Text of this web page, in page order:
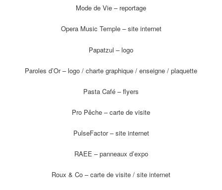
Mode de Vie – reportage
Opera Music Temple – site internet
Papatzul – logo
Paroles d’Or – logo / charte graphique / enseigne / plaquette
Pasta Café – flyers
Pro Pêche – carte de visite
PulseFactor – site internet
RAEE – panneaux d’expo
Roux & Co – carte de visite / site internet